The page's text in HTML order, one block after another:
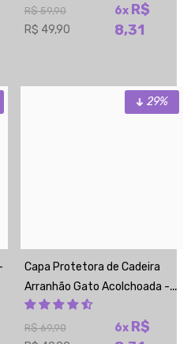
R$ 59,90
R$ 49,90
6x R$
8,31
29%
Capa Protetora de Cadeira
Arranhão Gato Acolchoada -
Cinza Chumbo
R$ 69,90 6x R$